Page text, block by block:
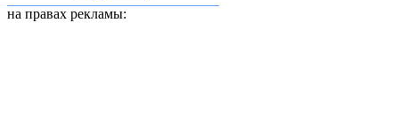
на правах рекламы: